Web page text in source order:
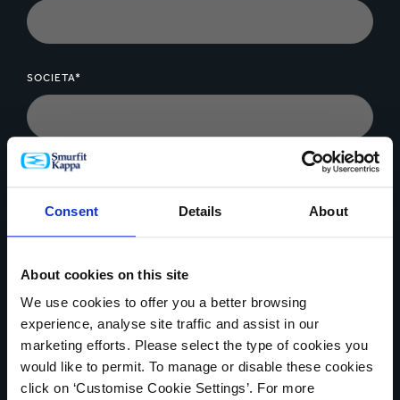
Consent Details About
About cookies on this site
We use cookies to offer you a better browsing
experience, analyse site traffic and assist in our
marketing efforts. Please select the type of cookies you
would like to permit. To manage or disable these cookies
click on ‘Customise Cookie Settings’. For more
SOCIETA*
MESSAGGIO*